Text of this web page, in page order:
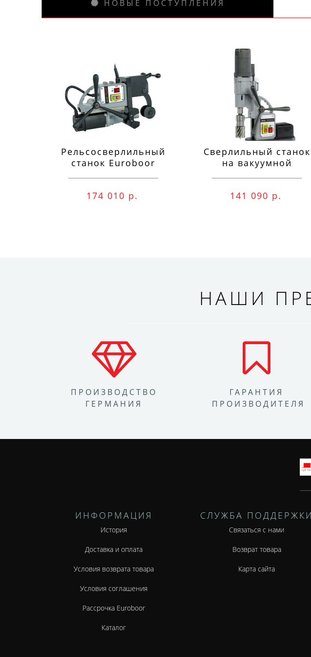
НОВЫЕ ПОСТУПЛЕНИЯ
Рельсосверлильный
станок Euroboor
174 010 р.
Сверлильный станок
на вакуумной
141 090 р.
НАШИ
ПРОИЗВОДСТВО
ГЕРМАНИЯ
ГАРАНТИЯ
ПРОИЗВОДИТЕЛЯ
ИНФОРМАЦИЯ
История
Доставка и оплата
Условия возврата товара
Условия соглашения
Рассрочка Euroboor
Каталог
СЛУЖБА ПОДДЕРЖКИ
Связаться с нами
Возврат товара
Карта сайта